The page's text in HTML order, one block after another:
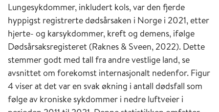
Lungesykdommer, inkludert kols, var den fjerde
hyppigst registrerte dødsårsaken i Norge i 2021, etter
hjerte- og karsykdommer, kreft og demens, ifølge
Dødsårsaksregisteret (Raknes & Sveen, 2022). Dette
stemmer godt med tall fra andre vestlige land, se
avsnittet om forekomst internasjonalt nedenfor. Figur
4 viser at det var en svak økning i antall dødsfall som
følge av kroniske sykdommer i nedre luftveier i